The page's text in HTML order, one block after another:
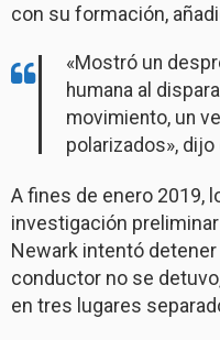
con su formación,
«Mostró un
humana al
movimiento, un
polarizados»,
A fines de enero 2019,
investigación
Newark intentó
conductor no se
en tres lugares